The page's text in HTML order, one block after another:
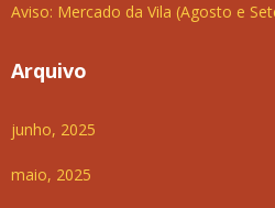
Aviso: Mercado da Vila (Agosto e
Arquivo
junho, 2025
maio, 2025